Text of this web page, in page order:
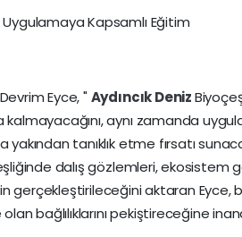
Kapsamlı Eğitim
Eyce, " AydıncıkDeniz
kalmayacağını, aynı zamanda
yakından tanıklık etme fırsatı
dalış gözlemleri, ekosistem
gerçekleştirileceğini aktaran Eyce,
bağlılıklarını pekiştireceğine